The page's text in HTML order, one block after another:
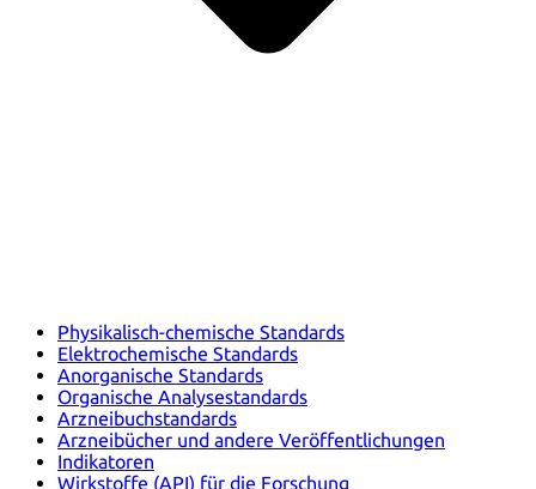
Physikalisch-chemische Standards
Elektrochemische Standards
Anorganische Standards
Organische Analysestandards
Arzneibuchstandards
Arzneibücher und andere Veröffentlichungen
Indikatoren
Wirkstoffe (API) für die Forschung